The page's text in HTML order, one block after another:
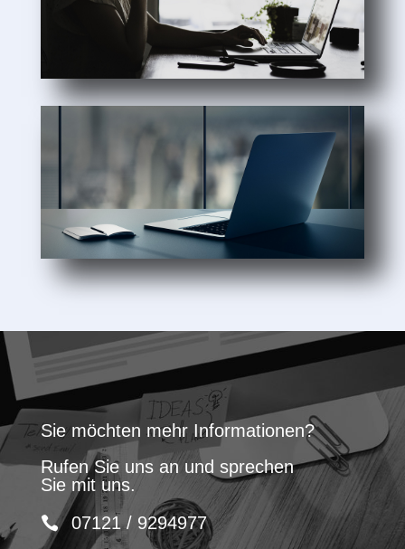
Sie möchten mehr Informationen?
Rufen Sie uns an und sprechen
Sie mit uns.
07121 / 9294977